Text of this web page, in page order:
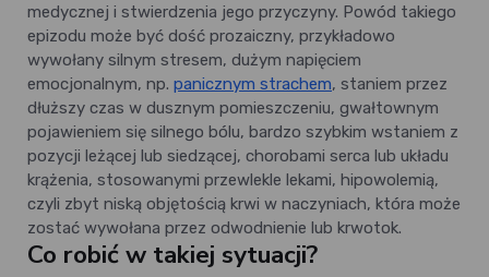
medycznej i stwierdzenia jego przyczyny. Powód takiego
epizodu może być dość prozaiczny, przykładowo
wywołany silnym stresem, dużym napięciem
emocjonalnym, np. panicznym strachem, staniem przez
dłuższy czas w dusznym pomieszczeniu, gwałtownym
pojawieniem się silnego bólu, bardzo szybkim wstaniem z
pozycji leżącej lub siedzącej, chorobami serca lub układu
krążenia, stosowanymi przewlekle lekami, hipowolemią,
czyli zbyt niską objętością krwi w naczyniach, która może
zostać wywołana przez odwodnienie lub krwotok.
Co robić w takiej sytuacji?